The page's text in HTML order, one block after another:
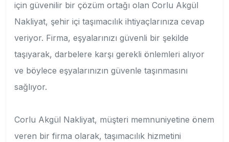
için güvenilir bir çözüm ortağı olan Corlu Akgül
Nakliyat, şehir içi taşımacılık ihtiyaçlarınıza cevap
veriyor. Firma, eşyalarınızı güvenli bir şekilde
taşıyarak, darbelere karşı gerekli önlemleri alıyor
ve böylece eşyalarınızın güvenle taşınmasını
sağlıyor.
Corlu Akgül Nakliyat, müşteri memnuniyetine önem
veren bir firma olarak, taşımacılık hizmetini